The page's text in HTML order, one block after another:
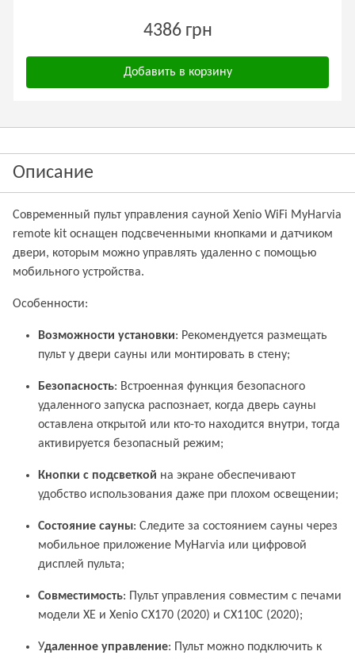
4386 грн
Добавить в корзину
Описание
Современный пульт управления сауной Xenio WiFi MyHarvia
remote kit оснащен подсвеченными кнопками и датчиком
двери, которым можно управлять удаленно с помощью
мобильного устройства.
Особенности:
Возможности установки: Рекомендуется размещать
пульт у двери сауны или монтировать в стену;
Безопасность: Встроенная функция безопасного
удаленного запуска распознает, когда дверь сауны
оставлена открытой или кто-то находится внутри, тогда
активируется безопасный режим;
Кнопки с подсветкой на экране обеспечивают
удобство использования даже при плохом освещении;
Состояние сауны: Следите за состоянием сауны через
мобильное приложение MyHarvia или цифровой
дисплей пульта;
Совместимость: Пульт управления совместим с печами
модели XE и Xenio CX170 (2020) и CX110C (2020);
Удаленное управление: Пульт можно подключить к